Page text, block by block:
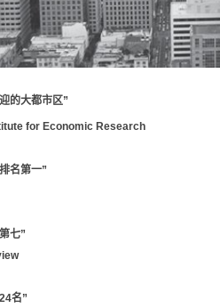
的大都市区”
for Economic Research
名第一”
七”
名”